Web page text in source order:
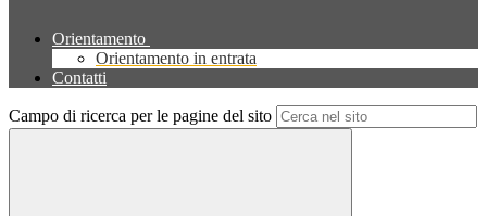
Orientamento
Orientamento in entrata
Contatti
Campo di ricerca per le pagine del sito